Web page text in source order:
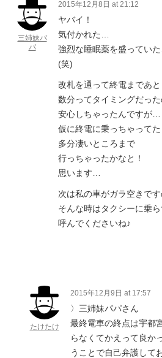
三姉妹パ
パ
2015年12月8日 at 21:12
ヤバイ！
気付かれた…
強烈な睡眠薬を盛っていた
(笑)
改札を通って終電まであと
数分ってタイミングだっ
安心しちゃったんですが…
仮に終電に乗っちゃってた
多分凄いところまで
行っちゃったかなと！
思います…
次は私の車がガラ空きで
そんな時はタクシーに乗
呼んでくださいね♪
たけたけ
2015年12月9日 at 17:57
〉三姉妹パパさん
最終電車の終点は宇都
らなくてかえって良か
うことで自己弁護して